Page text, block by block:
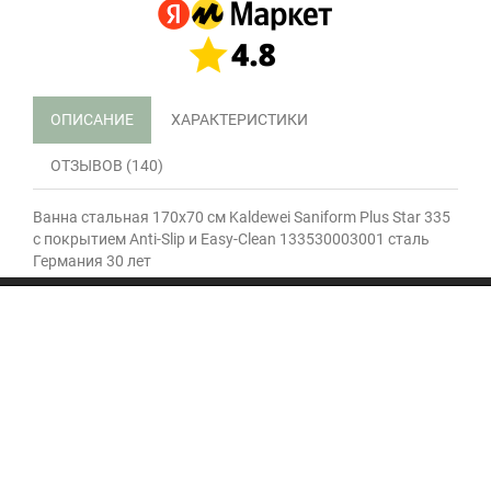
ОПИСАНИЕ ХАРАКТЕРИСТИКИ
ОТЗЫВОВ (140)
Ванна стальная 170х70 см Kaldewei Saniform Plus Star 335
с покрытием Anti-Slip и Easy-Clean 133530003001 сталь
Германия 30 лет